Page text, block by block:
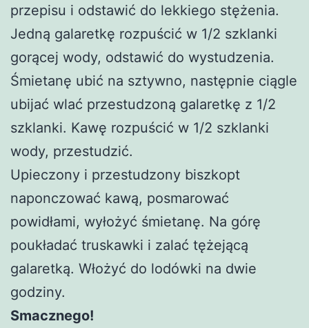
przepisu i odstawić do lekkiego stężenia.
Jedną galaretkę rozpuścić w 1/2 szklanki
gorącej wody, odstawić do wystudzenia.
Śmietanę ubić na sztywno, następnie ciągle
ubijać wlać przestudzoną galaretkę z 1/2
szklanki. Kawę rozpuścić w 1/2 szklanki
wody, przestudzić.
Upieczony i przestudzony biszkopt
naponczować kawą, posmarować
powidłami, wyłożyć śmietanę. Na górę
poukładać truskawki i zalać tężejącą
galaretką. Włożyć do lodówki na dwie
godziny.
Smacznego!